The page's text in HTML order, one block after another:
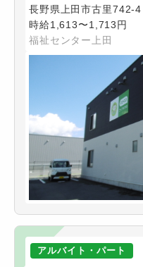
長野県上田市古里742-4
時給1,613〜1,713円
福祉センター上田
アルバイト・パート